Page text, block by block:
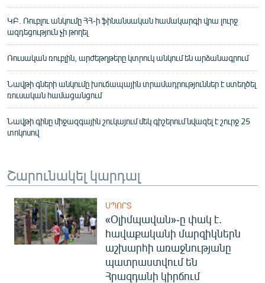
ԿԲ. Ռուբլու անկումը ՀՀ-ի ֆինանսական համակարգի վրա լուրջ
ազդեցություն չի թողել
Ռուսական ռուբլին, արժեթղթերը կտրուկ անկում են արձանագրում
Նավթի գների անկումը խուճապային տրամադրություններ է ստեղծել
ռուսական համացանցում
Նավթի գինը միջազգային շուկայում մեկ գիշերում նվազել է շուրջ 25
տոկոսով
Շարունակել կարդալ
ՍՊՈՐՏ
«Օլիմպավան»-ը փակ է.
հավաքականի մարզիկներն
աշխարհի առաջնությանը
պատրաստվում են
Հրազդանի կիրճում